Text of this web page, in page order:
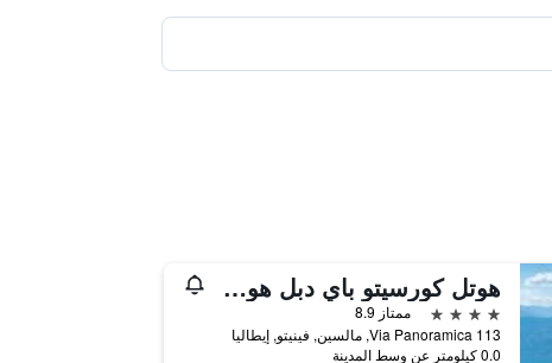
هوتل كورسيتو باي دبل هوسبيتاليتي
4 نجوم
ممتاز 8.9
Via Panoramica 113, مالسين, فينيتو, إيطاليا
0.0 كيلومتر عن وسط المدينة